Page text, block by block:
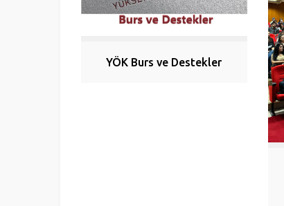
YÖK Burs ve Destekler